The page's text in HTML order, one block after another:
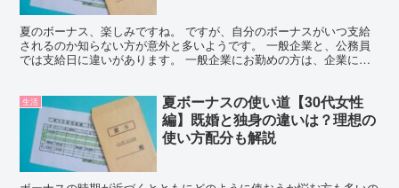
夏のボーナス、楽しみですね。 ですが、自分のボーナスがいつ支給
されるのか知らない方が意外と多いようです。 一般企業と、公務員
では支給日に違いがあります。 一般企業にお勤めの方は、企業によ
生活
夏ボーナスの使い道【30代女性
編】既婚と独身の違いは？理想の
使い方配分も解説